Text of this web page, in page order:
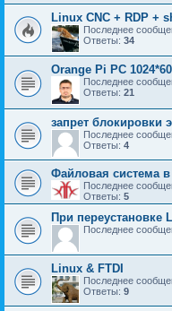
Linux CNC + RDP +
Последнее
Ответы: 34
Orange Pi PC
Последнее
Ответы: 21
запрет блокировки
Последнее
Ответы: 4
Файловая система
Последнее
Ответы: 5
При переустановке
Последнее
Linux & FTDI
Последнее
Ответы: 9